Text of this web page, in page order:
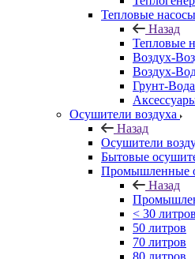
Тепловые насосы
Назад
Тепловые
Воздух-
Воздух-
Грунт-Вода
Осушители воздуха
Назад
Осушители
Бытовые
Промышленные
Назад
< 30 литров
50 литров
70 литров
80 литров